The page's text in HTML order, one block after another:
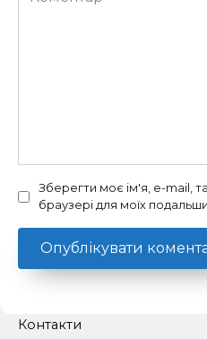
Зберегти моє ім'я, e-mail,
браузері для моїх
Контакти